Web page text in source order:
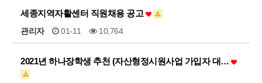
세종지역자활센터 직원채용 공고
관리자 01-11 10,764
2021년 하나장학생 추천 (자산형정시원사업 가입자 대…